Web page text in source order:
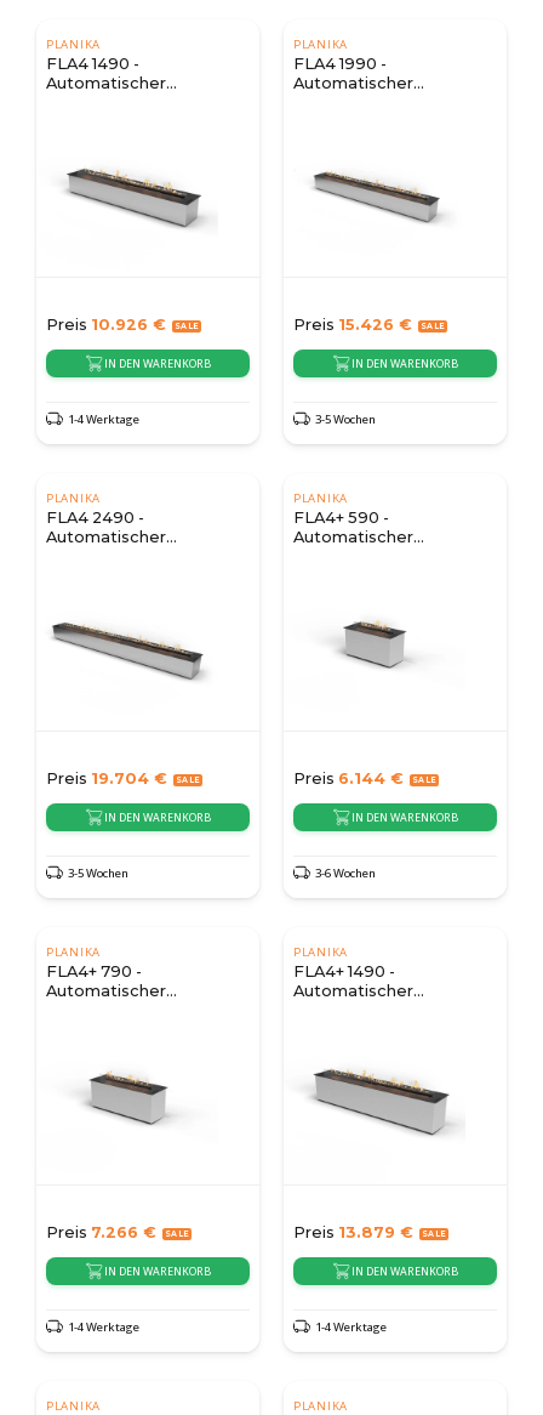
PLANIKA
FLA4 1490 -
Automatischer
Preis 10.926 €
IN DEN WARENKORB
1-4 Werktage
PLANIKA
FLA4 1990 -
Automatischer
Preis 15.426 €
IN DEN WARENKORB
3-5 Wochen
PLANIKA
FLA4 2490 -
Automatischer
Preis 19.704 €
IN DEN WARENKORB
3-5 Wochen
PLANIKA
FLA4+ 590 -
Automatischer
Preis 6.144 €
IN DEN WARENKORB
3-6 Wochen
PLANIKA
FLA4+ 790 -
Automatischer
Preis 7.266 €
IN DEN WARENKORB
1-4 Werktage
PLANIKA
FLA4+ 1490 -
Automatischer
Preis 13.879 €
IN DEN WARENKORB
1-4 Werktage
PLANIKA PLANIKA